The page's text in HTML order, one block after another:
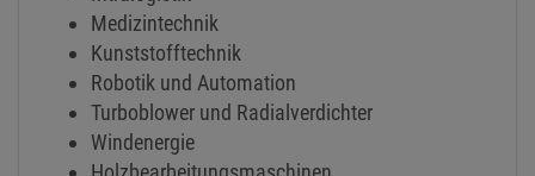
Kunststofftechnik
Robotik und Automation
Turboblower und Radialverdichter
Windenergie
Holzbearbeitungsmaschinen